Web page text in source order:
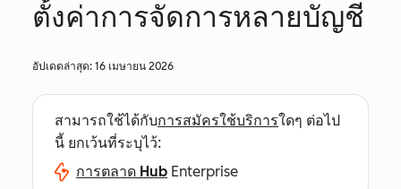
ตั้งค่าการจัดการหลายบัญชี
อัปเดตล่าสุด: 16 เมษายน 2026
สามารถใช้ได้กับการสมัครใช้บริการใดๆ ต่อไป
นี้ ยกเว้นที่ระบุไว้:
การตลาด Hub Enterprise